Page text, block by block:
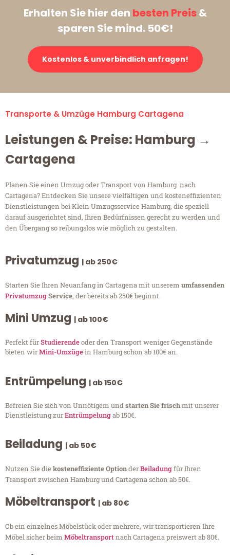
Erhalten Sie hier den besten Preis&
sparen Sie mind. 50€!
Kostenlos & unverbindlich anfragen!
Transporte & Umzüge Hamburg Cartagena
Leistungen & Preise: Hamburg →
Cartagena
Planen Sie einen Umzug oder Transport von Hamburg nach
Cartagena? Entdecken Sie unsere vielfältigen und kosteneffizienten
Dienstleistungen bei Klein Umzugsservice Hamburg, die speziell
darauf ausgerichtet sind, Ihren Bedürfnissen gerecht zu werden und
den Übergang so reibungslos wie möglich zu gestalten.
Privatumzug | ab 250€
Starten Sie Ihren Neuanfang in Cartagena mit unserem umfassenden
PrivatumzugService, der bereits ab 250€ beginnt.
Mini Umzug | ab 100€
Perfekt fürStudierendeoder den Transport weniger Gegenstände
bieten wirMini-Umzügein Hamburg schon ab 100€ an.
Entrümpelung | ab 150€
Befreien Sie sich von Unnötigem undstarten Sie frischmit unserer
Dienstleistung zurEntrümpelungab 150€.
Beiladung | ab 50€
Nutzen Sie diekosteneffiziente OptionderBeiladungfür Ihren
Transport zwischen Hamburg und Cartagena schon ab 50€.
Möbeltransport | ab 80€
Ob ein einzelnes Möbelstück oder mehrere, wir transportieren Ihre
Möbel sicher beim Möbeltransportnach Cartagena preiswert ab 80€.